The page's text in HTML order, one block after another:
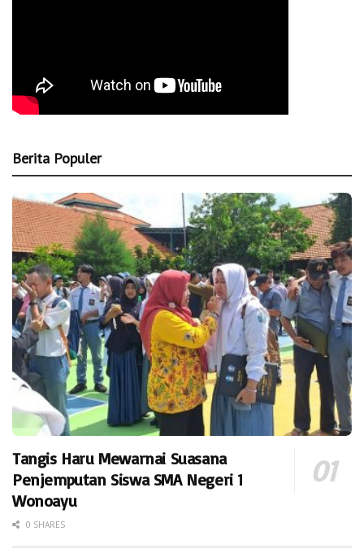
Berita Populer
Tangis Haru Mewarnai Suasana
Penjemputan Siswa SMA Negeri 1
Wonoayu
0 SHARES